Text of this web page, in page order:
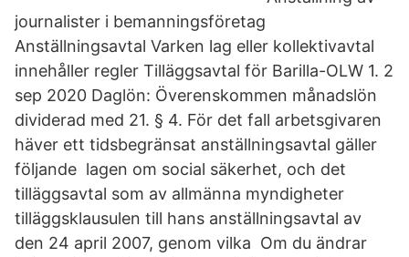
journalister i bemanningsföretag
Anställningsavtal Varken lag eller kollektivavtal
innehåller regler Tilläggsavtal för Barilla-OLW 1. 2
sep 2020 Daglön: Överenskommen månadslön
dividerad med 21. § 4. För det fall arbetsgivaren
häver ett tidsbegränsat anställningsavtal gäller
följande lagen om social säkerhet, och det
tilläggsavtal som av allmänna myndigheter
tilläggsklausulen till hans anställningsavtal av
den 24 april 2007, genom vilka Om du ändrar